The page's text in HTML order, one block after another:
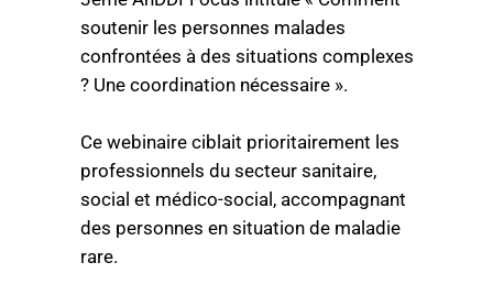
soutenir les personnes malades
confrontées à des situations complexes
? Une coordination nécessaire ».
Ce webinaire ciblait prioritairement les
professionnels du secteur sanitaire,
social et médico-social, accompagnant
des personnes en situation de maladie
rare.